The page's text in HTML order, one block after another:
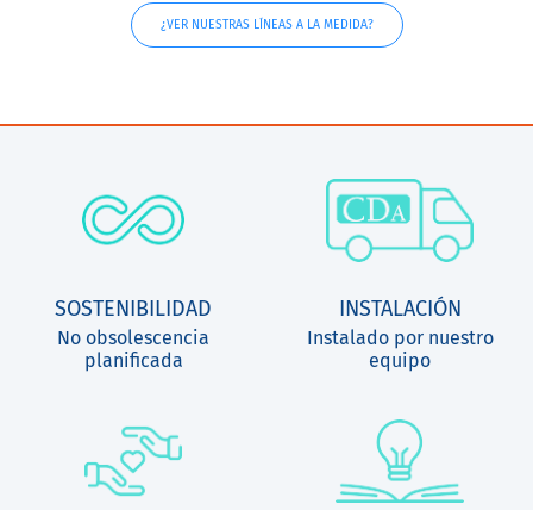
¿VER NUESTRAS LÍNEAS A LA MEDIDA?
SOSTENIBILIDAD
No obsolescencia
planificada
INSTALACIÓN
Instalado por nuestro
equipo